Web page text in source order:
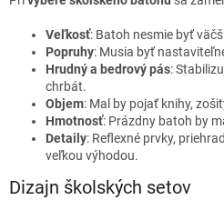
u
Veľkosť: Batoh nesmie byť
Popruhy: Musia byť
Hrudný a bedrový pás:
chrbát.
Objem: Mal by pojať knihy,
Hmotnosť: Prázdny batoh by
Detaily: Reflexné prvky,
veľkou výhodou.
Dizajn školských setov